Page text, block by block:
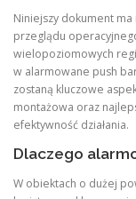
Niniejszy dokument
przeglądu
wielopoziomowych
w alarmowane push
zostaną kluczowe
montażowa oraz
efektywność działania.
Dlaczego
W obiektach o dużej